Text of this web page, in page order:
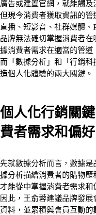
廣告或建置官網，就能觸及
但現今消費者獲取資訊的
直播、短影音、社群媒體
品牌無法確切掌握消費者
據消費者需求在適當的管道
而「數據分析」和「行銷
造個人化體驗的兩大關鍵。
個人化行銷關
費者需求和偏好
先就數據分析而言，數據
據分析描繪消費者的購物歷
才能從中掌握消費者需求和
因此，王俞蓉建議品牌發
資料，並累積與會員互動的